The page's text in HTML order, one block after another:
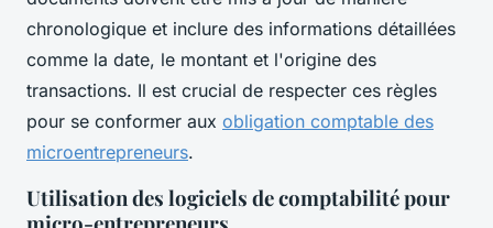
chronologique et inclure des informations détaillées
comme la date, le montant et l'origine des
transactions. Il est crucial de respecter ces règles
pour se conformer aux obligation comptable des
microentrepreneurs.
Utilisation des logiciels de comptabilité pour